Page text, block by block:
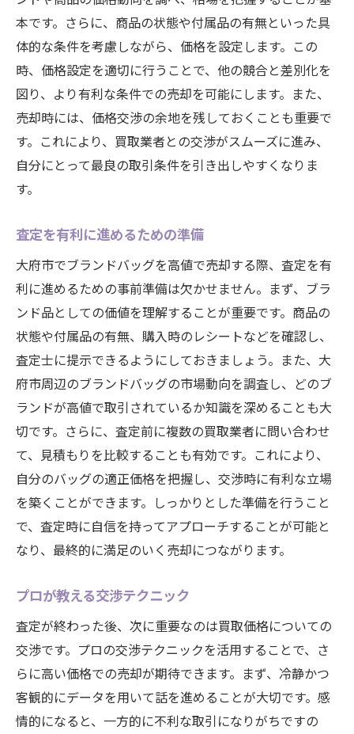
本です。さらに、商品の状態や付属品の有無といった具
体的な条件を考慮しながら、価格を設定します。この
時、価格設定を適切に行うことで、他の競合と差別化を
図り、より有利な条件での売却を可能にします。また、
売却時には、価格交渉の余地を残しておくことも重要で
す。これにより、買取業者との交渉がスムーズに進み、
自分にとって最良の取引条件を引き出しやすくなりま
す。
査定を有利に進めるための準備
大府市でブランドバッグを高値で売却する際、査定を有
利に進めるための事前準備は欠かせません。まず、ブラ
ンド品としての価値を理解することが重要です。商品の
状態や付属品の有無、購入時のレシートなどを確認し、
査定士に提示できるようにしておきましょう。また、大
府市周辺のブランドバッグの市場動向を調査し、どのブ
ランドが高値で取引されているか知識を深めることも大
切です。さらに、査定前に複数の買取業者に問い合わせ
て、見積もりを比較することも有効です。これにより、
自分のバッグの適正価格を把握し、交渉時に有利な立場
を築くことができます。しっかりとした準備を行うこと
で、査定時に自信を持ってアプローチすることが可能と
なり、最終的に満足のいく売却につながります。
プロが教える交渉テクニック
査定が終わった後、次に重要なのは買取価格についての
交渉です。プロの交渉テクニックを活用することで、さ
らに高い価格での売却が期待できます。まず、冷静かつ
客観的にデータを用いて話を進めることが大切です。感
情的になると、一方的に不利な取引になりがちですの